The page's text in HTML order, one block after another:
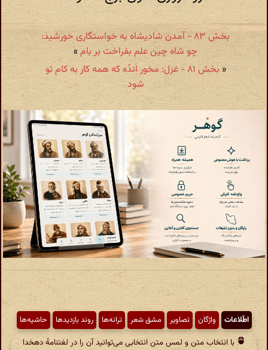
بخش ۸۳ - آمدن شادیشاه به خواستگاری خورشید:
چو شاه چین علم بفراخت بر بام»
«
بخش ۸۱ - غزل: مخور اَندُه که همه کار به کام تو
شود
اطّلاعات واژگان تصاویر مشق شعر ترانه‌ها روند بازدیدها حاشیه‌ها
با انتخاب متن و لمس متن انتخابی می‌توانید آن را در لغتنامهٔ دهخدا